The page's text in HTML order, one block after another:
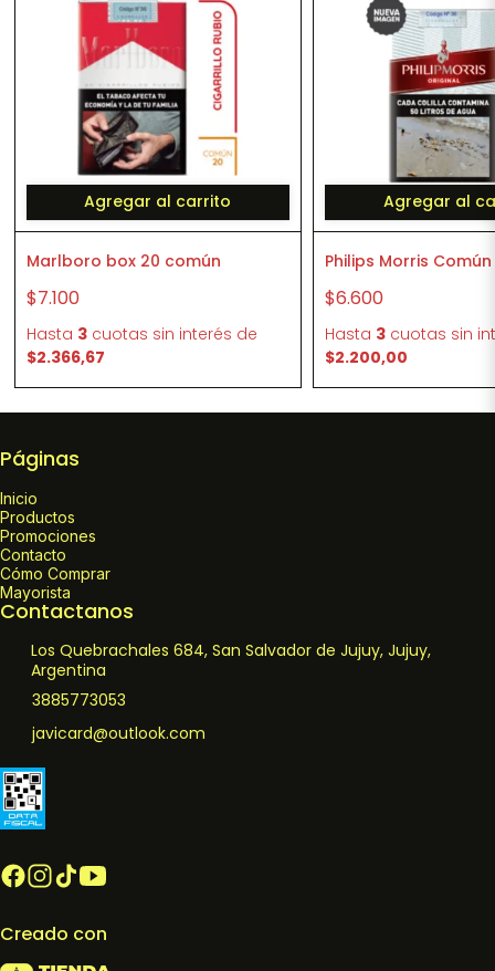
Agregar al carrito
Marlboro box 20 común
$7.100
Hasta 3cuotas sin interés de
$2.366,67
Agregar al
Philips Morris
$6.600
Hasta 3 cuotas sin
$2.200,00
Páginas
Inicio
Productos
Promociones
Contacto
Cómo Comprar
Mayorista
Contactanos
Los Quebrachales 684, San Salvador de Jujuy, Jujuy,
Argentina
3885773053
javicard@outlook.com
Creado con